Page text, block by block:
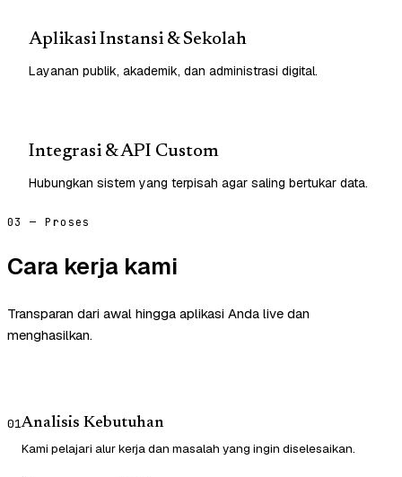
Aplikasi Instansi & Sekolah
Layanan publik, akademik, dan administrasi digital.
Integrasi & API Custom
Hubungkan sistem yang terpisah agar saling bertukar data.
03 — Proses
Cara kerja kami
Transparan dari awal hingga aplikasi Anda live dan
menghasilkan.
01Analisis Kebutuhan
Kami pelajari alur kerja dan masalah yang ingin diselesaikan.